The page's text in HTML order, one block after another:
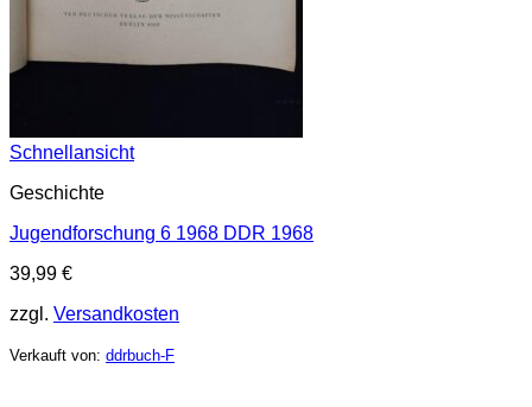
Schnellansicht
Geschichte
Jugendforschung 6 1968 DDR 1968
39,99 €
zzgl. Versandkosten
Verkauft von: ddrbuch-F